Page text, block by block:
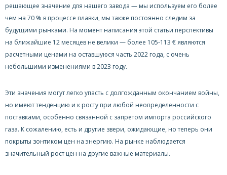
решающее значение для нашего завода — мы используем его более
чем на 70 % в процессе плавки, мы также постоянно следим за
будущими рынками. На момент написания этой статьи перспективы
на ближайшие 12 месяцев не велики — более 105-113 € являются
расчетными ценами на оставшуюся часть 2022 года, с очень
небольшими изменениями в 2023 году.
Эти значения могут легко упасть с долгожданным окончанием войны,
но имеют тенденцию и к росту при любой неопределенности с
поставками, особенно связанной с запретом импорта российского
газа. К сожалению, есть и другие звери, ожидающие, но теперь они
покрыты зонтиком цен на энергию. На рынке наблюдается
значительный рост цен на другие важные материалы.